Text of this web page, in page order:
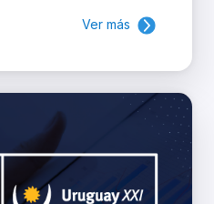
Ver más